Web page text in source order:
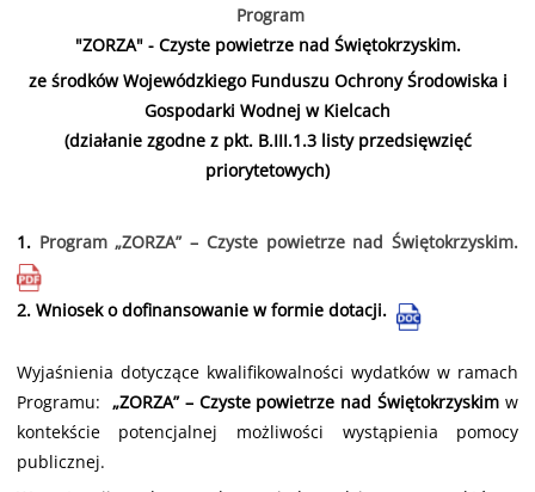
Program
"ZORZA" - Czyste powietrze nad Świętokrzyskim.
ze środków Wojewódzkiego Funduszu Ochrony Środowiska i
Gospodarki Wodnej w Kielcach
(działanie zgodne z pkt. B.III.1.3 listy przedsięwzięć
priorytetowych)
1. Program „ZORZA” – Czyste powietrze nad Świętokrzyskim.
2. Wniosek o dofinansowanie w formie dotacji.
Wyjaśnienia dotyczące kwalifikowalności wydatków w ramach
Programu: „ZORZA” – Czyste powietrze nad Świętokrzyskim w
kontekście potencjalnej możliwości wystąpienia pomocy
publicznej.